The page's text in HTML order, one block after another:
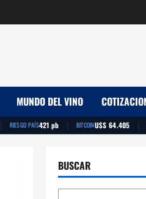
MUNDO DEL VINO
| RIESGO PAÍS421 pb | BITCOINU$S 64.405 |
BUSCAR